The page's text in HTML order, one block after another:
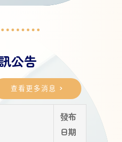
公告
查看更多消息 >
發布
日期